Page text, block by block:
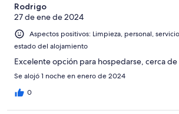
Rodrigo
27 de ene de 2024
Aspectos positivos: Limpieza, personal,
estado del alojamiento
Excelente opción para hospedarse, cerca
Se alojó 1 noche en enero de 2024
0